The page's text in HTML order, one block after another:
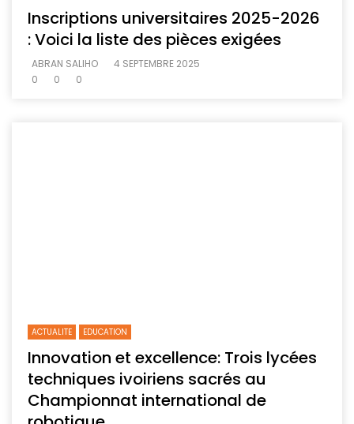
Inscriptions universitaires 2025-2026
: Voici la liste des pièces exigées
ABRAN SALIHO
4 SEPTEMBRE 2025
0
0 0
ACTUALITE EDUCATION
Innovation et excellence: Trois lycées
techniques ivoiriens sacrés au
Championnat international de